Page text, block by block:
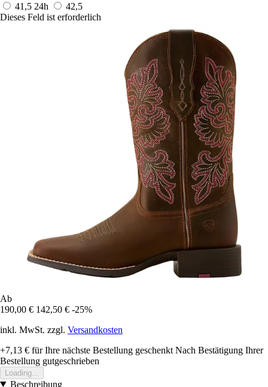
41,5 24h
42,5
Dieses Feld ist erforderlich
Ab
190,00 € 142,50 € -25%
inkl. MwSt. zzgl. Versandkosten
+7,13 € für Ihre nächste Bestellung geschenkt Nach Bestätigung Ihrer
Bestellung gutgeschrieben
Loading...
Beschreibung